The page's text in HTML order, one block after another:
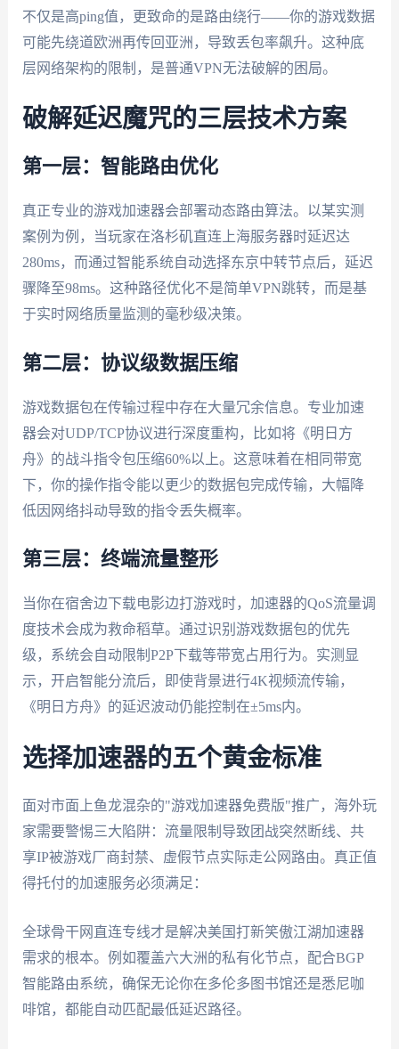
不仅是高ping值，更致命的是路由绕行——你的游戏数据
可能先绕道欧洲再传回亚洲，导致丢包率飙升。这种底
层网络架构的限制，是普通VPN无法破解的困局。
破解延迟魔咒的三层技术方案
第一层：智能路由优化
真正专业的游戏加速器会部署动态路由算法。以某实测
案例为例，当玩家在洛杉矶直连上海服务器时延迟达
280ms，而通过智能系统自动选择东京中转节点后，延迟
骤降至98ms。这种路径优化不是简单VPN跳转，而是基
于实时网络质量监测的毫秒级决策。
第二层：协议级数据压缩
游戏数据包在传输过程中存在大量冗余信息。专业加速
器会对UDP/TCP协议进行深度重构，比如将《明日方
舟》的战斗指令包压缩60%以上。这意味着在相同带宽
下，你的操作指令能以更少的数据包完成传输，大幅降
低因网络抖动导致的指令丢失概率。
第三层：终端流量整形
当你在宿舍边下载电影边打游戏时，加速器的QoS流量调
度技术会成为救命稻草。通过识别游戏数据包的优先
级，系统会自动限制P2P下载等带宽占用行为。实测显
示，开启智能分流后，即使背景进行4K视频流传输，
《明日方舟》的延迟波动仍能控制在±5ms内。
选择加速器的五个黄金标准
面对市面上鱼龙混杂的"游戏加速器免费版"推广，海外玩
家需要警惕三大陷阱：流量限制导致团战突然断线、共
享IP被游戏厂商封禁、虚假节点实际走公网路由。真正值
得托付的加速服务必须满足：
全球骨干网直连专线才是解决美国打新笑傲江湖加速器
需求的根本。例如覆盖六大洲的私有化节点，配合BGP
智能路由系统，确保无论你在多伦多图书馆还是悉尼咖
啡馆，都能自动匹配最低延迟路径。